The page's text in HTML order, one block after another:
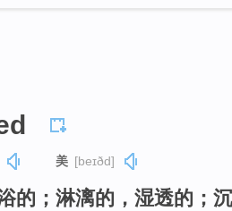
美 [beɪðd]
的；淋漓的，湿透的；